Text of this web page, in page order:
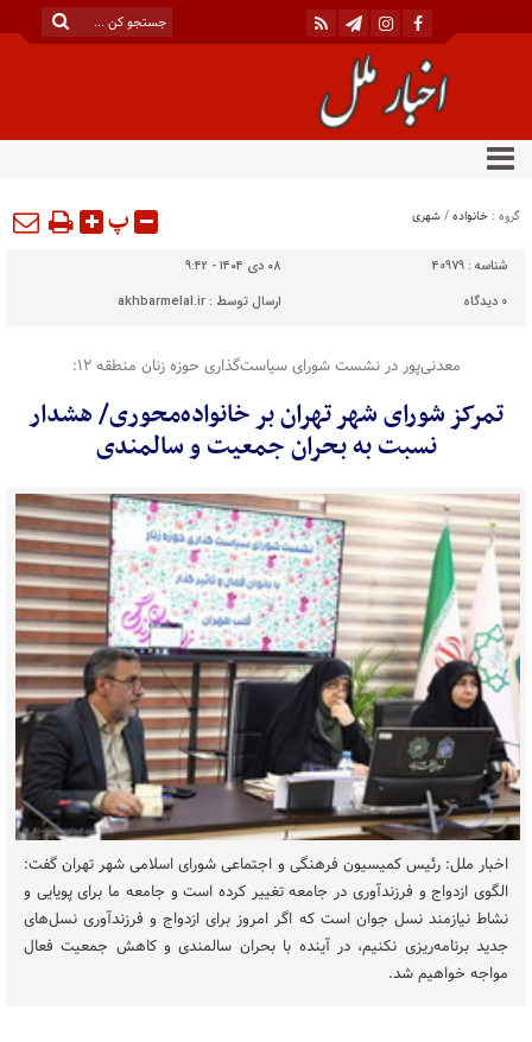
گروه : خانواده/شهری پ
شناسه : 40979
۰۸ دی ۱۴۰۴ - ۹:۴۲
0 دیدگاه ارسال توسط :akhbarmelal.ir
معدنی‌پور در نشست شورای سیاست‌گذاری حوزه زنان منطقه ۱۲:
تمرکز شورای شهر تهران بر خانواده‌محوری/ هشدار
نسبت به بحران جمعیت و سالمندی
اخبار ملل: رئیس کمیسیون فرهنگی و اجتماعی شورای اسلامی شهر تهران گفت:
الگوی ازدواج و فرزندآوری در جامعه تغییر کرده است و جامعه ما برای پویایی و
نشاط نیازمند نسل جوان است که اگر امروز برای ازدواج و فرزندآوری نسل‌های
جدید برنامه‌ریزی نکنیم، در آینده با بحران سالمندی و کاهش جمعیت فعال
مواجه خواهیم شد.